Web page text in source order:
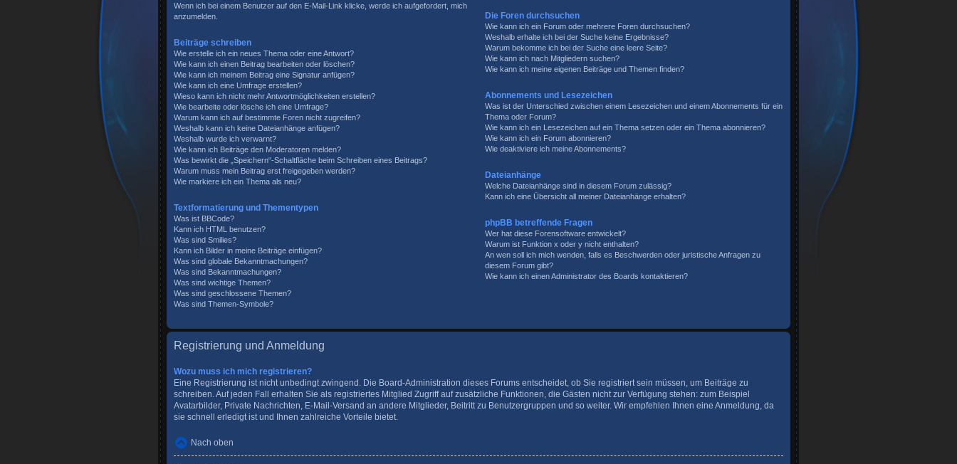
Wenn ich bei einem Benutzer auf den E-Mail-Link klicke, werde ich aufgefordert, mich
anzumelden.
Beiträge schreiben
Wie erstelle ich ein neues Thema oder eine Antwort?
Wie kann ich einen Beitrag bearbeiten oder löschen?
Wie kann ich meinem Beitrag eine Signatur anfügen?
Wie kann ich eine Umfrage erstellen?
Wieso kann ich nicht mehr Antwortmöglichkeiten erstellen?
Wie bearbeite oder lösche ich eine Umfrage?
Warum kann ich auf bestimmte Foren nicht zugreifen?
Weshalb kann ich keine Dateianhänge anfügen?
Weshalb wurde ich verwarnt?
Wie kann ich Beiträge den Moderatoren melden?
Was bewirkt die „Speichern“-Schaltfläche beim Schreiben eines Beitrags?
Warum muss mein Beitrag erst freigegeben werden?
Wie markiere ich ein Thema als neu?
Textformatierung und Thementypen
Was ist BBCode?
Kann ich HTML benutzen?
Was sind Smilies?
Kann ich Bilder in meine Beiträge einfügen?
Was sind globale Bekanntmachungen?
Was sind Bekanntmachungen?
Was sind wichtige Themen?
Was sind geschlossene Themen?
Was sind Themen-Symbole?
Die Foren durchsuchen
Wie kann ich ein Forum oder mehrere Foren durchsuchen?
Weshalb erhalte ich bei der Suche keine Ergebnisse?
Warum bekomme ich bei der Suche eine leere Seite?
Wie kann ich nach Mitgliedern suchen?
Wie kann ich meine eigenen Beiträge und Themen finden?
Abonnements und Lesezeichen
Was ist der Unterschied zwischen einem Lesezeichen und einem Abonnements für ein
Thema oder Forum?
Wie kann ich ein Lesezeichen auf ein Thema setzen oder ein Thema abonnieren?
Wie kann ich ein Forum abonnieren?
Wie deaktiviere ich meine Abonnements?
Dateianhänge
Welche Dateianhänge sind in diesem Forum zulässig?
Kann ich eine Übersicht all meiner Dateianhänge erhalten?
phpBB betreffende Fragen
Wer hat diese Forensoftware entwickelt?
Warum ist Funktion x oder y nicht enthalten?
An wen soll ich mich wenden, falls es Beschwerden oder juristische Anfragen zu
diesem Forum gibt?
Wie kann ich einen Administrator des Boards kontaktieren?
Registrierung und Anmeldung
Wozu muss ich mich registrieren?
Eine Registrierung ist nicht unbedingt zwingend. Die Board-Administration dieses Forums entscheidet, ob Sie registriert sein müssen, um Beiträge zu
schreiben. Auf jeden Fall erhalten Sie als registriertes Mitglied Zugriff auf zusätzliche Funktionen, die Gästen nicht zur Verfügung stehen: zum Beispiel
Avatarbilder, Private Nachrichten, E-Mail-Versand an andere Mitglieder, Beitritt zu Benutzergruppen und so weiter. Wir empfehlen Ihnen eine Anmeldung, da
sie schnell erledigt ist und Ihnen zahlreiche Vorteile bietet.
Nach oben